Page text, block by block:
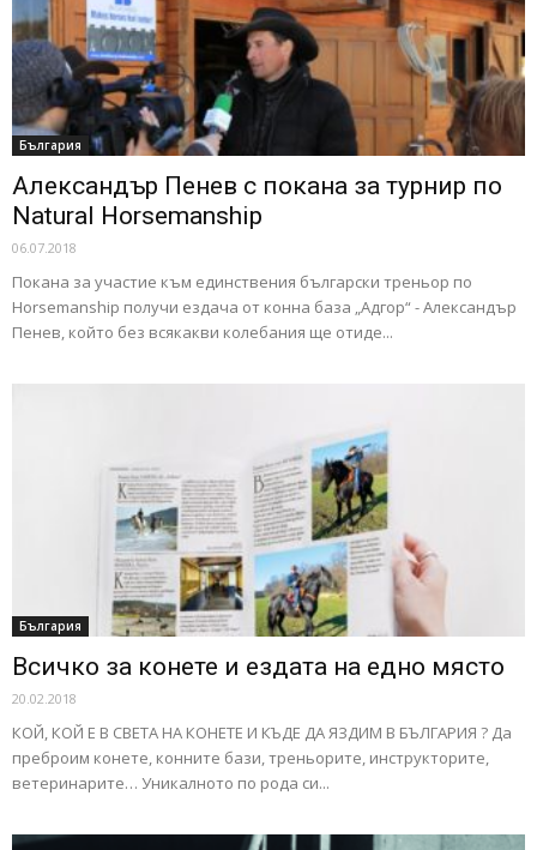
България
Александър Пенев с покана за турнир по
Natural Horsemanship
06.07.2018
Покана за участие към единствения български треньор по
Horsemanship получи ездача от конна база „Адгор“ - Александър
Пенев, който без всякакви колебания ще отиде...
България
Всичко за конете и ездата на едно място
20.02.2018
КОЙ, КОЙ Е В СВЕТА НА КОНЕТЕ И КЪДЕ ДА ЯЗДИМ В БЪЛГАРИЯ ? Да
преброим конете, конните бази, треньорите, инструкторите,
ветеринарите… Уникалното по рода си...